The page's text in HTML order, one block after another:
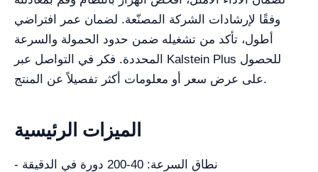
وفقًا لإرشادات الشركة المصنّعة. لضمان عمر افتراضي
أطول، تأكد من تشغيله ضمن حدود الحمولة والسرعة
المحددة. فكر في التواصل عبر Kalstein Plus للحصول
على عرض سعر أو معلومات أكثر تفصيلاً عن المنتج.
الميزات الرئيسية
- نطاق السرعة: 40-200 دورة في الدقيقة